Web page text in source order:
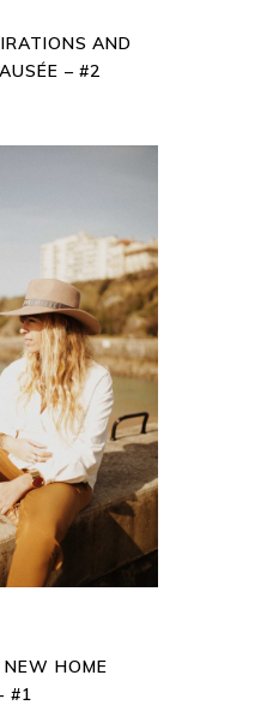
AND
– #2
NEW HOME
#1